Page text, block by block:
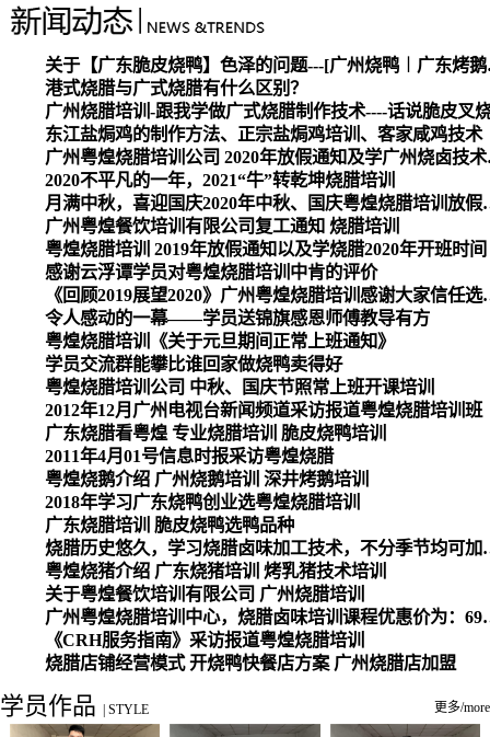
关于【广
港式烧腊与广式烧腊有什么区别？
广州烧腊培训-跟我学做广式烧腊制作技术----话说脆皮叉
东江盐焗鸡的制作方法、正宗盐焗鸡培训、客家咸鸡技术
广州粤煌
2020不平凡的一年，2021“牛”转乾坤烧腊培训
月满中秋，喜迎
广州粤煌餐饮培训有限公司复工通知 烧腊培训
粤煌烧腊培训 2019年放假通知以及学烧腊2020年开班时间
感谢云浮谭学员对粤煌烧腊培训中肯的评价
《回顾2019展望
令人感动的一幕——学员送锦旗感恩师傅教导有方
粤煌烧腊培训《关于元旦期间正常上班通知》
学员交流群能攀比谁回家做烧鸭卖得好
粤煌烧腊培训公司 中秋、国庆节照常上班开课培训
2012年12月广州电视台新闻频道采访报道粤煌烧腊培训班
广东烧腊看粤煌 专业烧腊培训 脆皮烧鸭培训
2011年4月01号信息时报采访粤煌烧腊
粤煌烧鹅介绍 广州烧鹅培训 深井烤鹅培训
2018年学习广东烧鸭创业选粤煌烧腊培训
广东烧腊培训 脆皮烧鸭选鸭品种
烧腊历史悠久，学习
粤煌烧猪介绍 广东烧猪培训 烤乳猪技术培训
关于粤煌餐饮培训有限公司 广州烧腊培训
广州粤煌烧腊培训中心，烧腊卤味培训课程优惠价为：6980元
《CRH服务指南》采访报道粤煌烧腊培训
烧腊店铺经营模式 开烧鸭快餐店方案 广州烧腊店加盟
学员作品 STYLE 更多/more